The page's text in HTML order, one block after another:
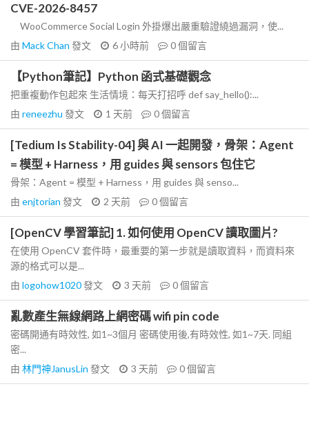
CVE-2026-8457
WooCommerce Social Login 外掛爆出嚴重驗證繞過漏洞，使...
由 Mack Chan 發文 6 小時前 0個留言
【Python筆記】Python 函式基礎觀念
把重複動作包起來 生活情境：每天打招呼 def say_hello():...
由 reneezhu 發文 1 天前 0個留言
[Tedium Is Stability-04] 與 AI 一起開發，骨架：Agent
= 模型 + Harness，用 guides 與 sensors 包住它
骨架：Agent = 模型 + Harness，用 guides 與 senso...
由 enjtorian 發文 2 天前 0個留言
[OpenCV 學習筆記] 1. 如何使用 OpenCV 讀取圖片?
在使用 OpenCV 套件時，最重要的第一步就是讀取資料，而資料來
源的格式可以是...
由 logohow1020發文 3 天前 0個留言
亂數產生無線網路上網密碼 wifi pin code
密碼開通有時效性, 如1~3個月 密碼使用後,有時效性, 如1~7天. 同組
密...
由 林門神JanusLin 發文 3 天前 0個留言